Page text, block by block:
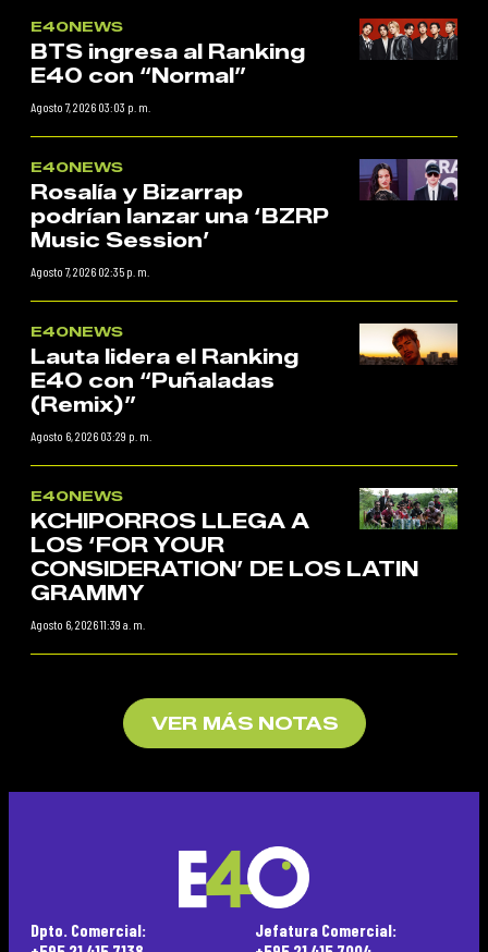
E40NEWS
BTS ingresa al Ranking
E40 con “Normal”
Agosto 7, 2026 03:03 p. m.
E40NEWS
Rosalía y Bizarrap
podrían lanzar una ‘BZRP
Music Session’
Agosto 7, 2026 02:35 p. m.
E40NEWS
Lauta lidera el Ranking
E40 con “Puñaladas
(Remix)”
Agosto 6, 2026 03:29 p. m.
E40NEWS
KCHIPORROS LLEGA A
LOS ‘FOR YOUR
CONSIDERATION’ DE LOS LATIN
GRAMMY
Agosto 6, 2026 11:39 a. m.
VER MÁS NOTAS
Dpto. Comercial:
Jefatura Comercial: